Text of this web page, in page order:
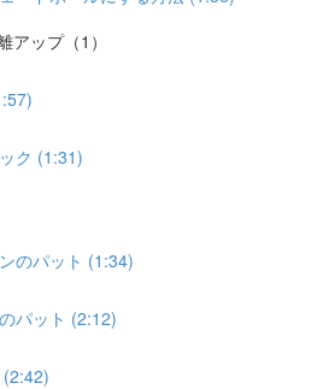
アップ（1）
ク (1:31)
のパット (1:34)
パット (2:12)